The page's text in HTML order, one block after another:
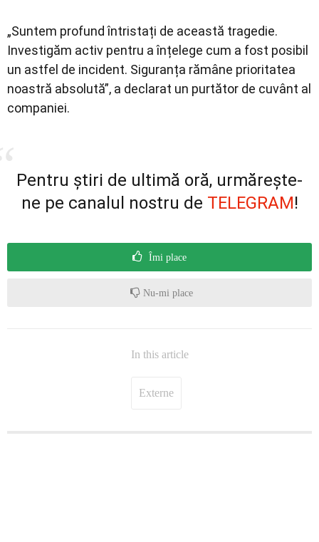
„Suntem profund întristați de această tragedie.
Investigăm activ pentru a înțelege cum a fost posibil
un astfel de incident. Siguranța rămâne prioritatea
noastră absolută”, a declarat un purtător de cuvânt al
companiei.
Pentru știri de ultimă oră, urmărește-
ne pe canalul nostru de TELEGRAM!
Îmi place
Nu-mi place
In this article
Externe